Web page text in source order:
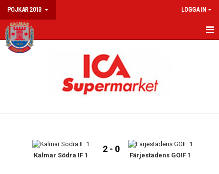
POJKAR 2013 LOGGA IN
HEM
Kalmar Södra IF 1
2 - 0
Färjestadens GOIF 1